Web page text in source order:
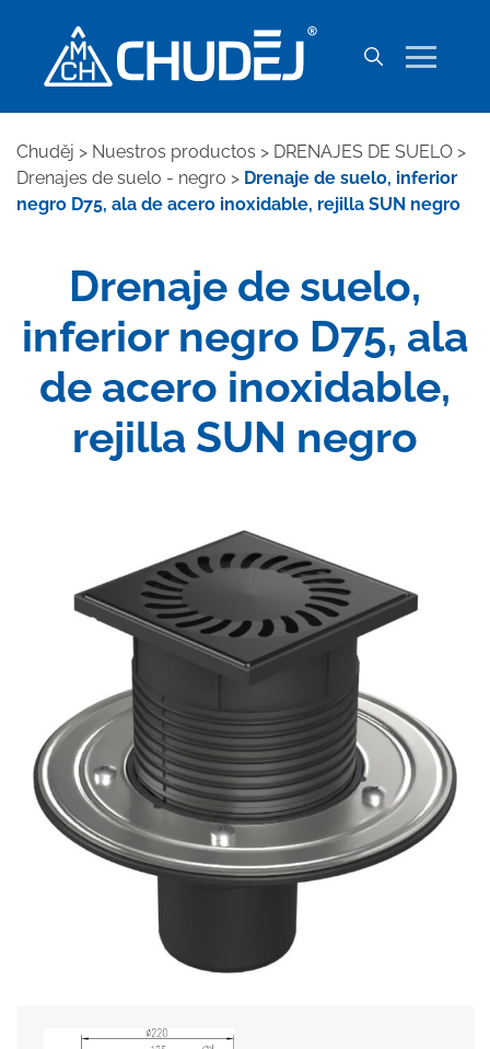
Chuděj > Nuestros productos > DRENAJES DE SUELO >
Drenajes de suelo - negro > Drenaje de suelo, inferior
negro D75, ala de acero inoxidable, rejilla SUN negro
Drenaje de suelo,
inferior negro D75, ala
de acero inoxidable,
rejilla SUN negro